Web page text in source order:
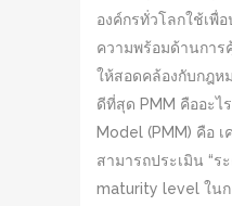
องค์กรทั่วโลกใช้เพื่
ความพร้อมด้านกา
ให้สอดคล้องกับกฎห
ดีที่สุด PMM คืออะไ
Model (PMM) คือ
สามารถประเมิน “ร
maturity level ใน